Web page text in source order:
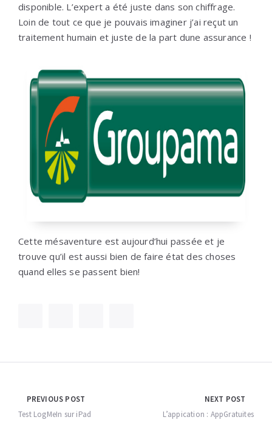
disponible. L’expert a été juste dans son chiffrage.
Loin de tout ce que je pouvais imaginer j’ai reçut un
traitement humain et juste de la part dune assurance !
Cette mésaventure est aujourd’hui passée et je
trouve qu’il est aussi bien de faire état des choses
quand elles se passent bien!
Navigation
de
PREVIOUS POST
Test LogMeIn sur iPad
NEXT POST
L’appication : AppGratuites